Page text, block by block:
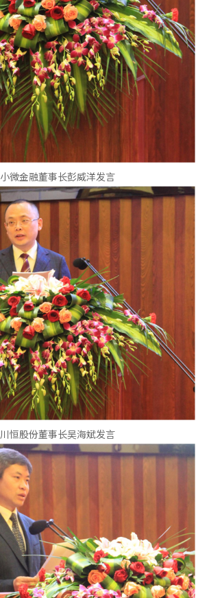
小微金融董事长彭威洋发言
川恒股份董事长吴海斌发言